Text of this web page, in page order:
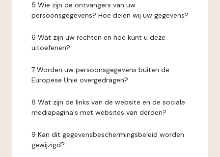
5 Wie zijn de ontvangers van uw
persoonsgegevens? Hoe delen wij uw gegevens?
6 Wat zijn uw rechten en hoe kunt u deze
uitoefenen?
7 Worden uw persoonsgegevens buiten de
Europese Unie overgedragen?
8 Wat zijn de links van de website en de sociale
mediapagina's met websites van derden?
9 Kan dit gegevensbeschermingsbeleid worden
gewijzigd?